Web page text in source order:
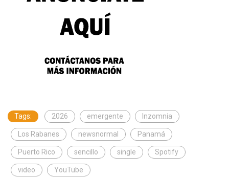
Tags: 2026 emergente Inzomnia
Los Rabanes newsnormal Panamá
Puerto Rico sencillo single Spotify
video YouTube